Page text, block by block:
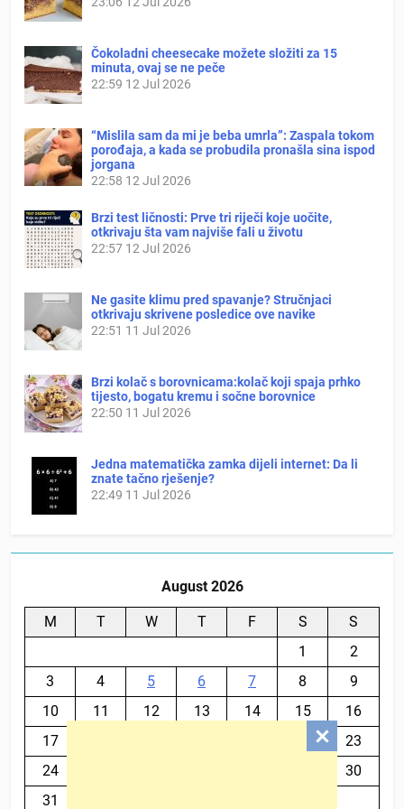
Čokoladni cheesecake možete složiti za 15
minuta, ovaj se ne peče
22:59 12 Jul 2026
“Mislila sam da mi je beba umrla”: Zaspala tokom
porođaja, a kada se probudila pronašla sina ispod
jorgana
22:58 12 Jul 2026
Brzi test ličnosti: Prve tri riječi koje uočite,
otkrivaju šta vam najviše fali u životu
22:57 12 Jul 2026
Ne gasite klimu pred spavanje? Stručnjaci
otkrivaju skrivene posledice ove navike
22:51 11 Jul 2026
Brzi kolač s borovnicama:kolač koji spaja prhko
tijesto, bogatu kremu i sočne borovnice
22:50 11 Jul 2026
Jedna matematička zamka dijeli internet: Da li
znate tačno rješenje?
22:49 11 Jul 2026
August 2026
M T W T F S
S
1
2
3
4 5 6 7 8
9
10
11 12 13 14 15
16
17
23
24
30
31